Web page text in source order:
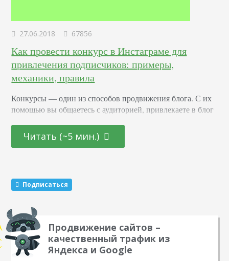
27.06.2018 67856
Как провести конкурс в Инстаграме для
привлечения подписчиков: примеры,
механики, правила
Конкурсы –– один из способов продвижения блога. С их
помощью вы общаетесь с аудиторией, привлекаете в блог
что вы обещаете участникам подарок за то, что они тем
или иным образом расскажут о вас другим пользователям.
механики, которые маркетологи советуют чередовать…
Читать (~5 мин.)
Подписаться
Продвижение сайтов –
качественный трафик из
Яндекса и Google